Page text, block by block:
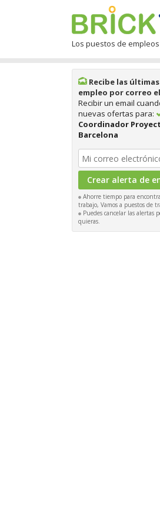
Los puestos de
Recibe las
empleo por correo
Recibir un email
nuevas ofertas para:
Coordinador
Barcelona
Ahorre tiempo para
trabajo, Vamos a puestos de
Puedes cancelar las alertas
quieras.